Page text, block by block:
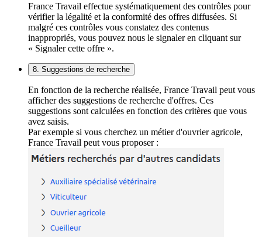
France Travail effectue systématiquement des contrôles pour
vérifier la légalité et la conformité des offres diffusées. Si
malgré ces contrôles vous constatez des contenus
inappropriés, vous pouvez nous le signaler en cliquant sur
« Signaler cette offre ».
8. Suggestions de recherche
En fonction de la recherche réalisée, France Travail peut vous
afficher des suggestions de recherche d'offres. Ces
suggestions sont calculées en fonction des critères que vous
avez saisis.
Par exemple si vous cherchez un métier d'ouvrier agricole,
France Travail peut vous proposer :